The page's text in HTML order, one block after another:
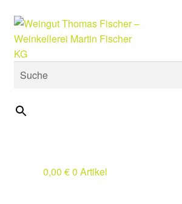
Zur
Navigation
springen
Zum
Inhalt
springen
0,00 €0 Artikel